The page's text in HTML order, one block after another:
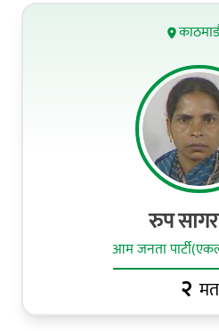
रुप
आम जनता
२ मत